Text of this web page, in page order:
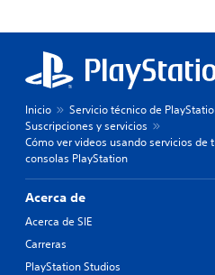
Inicio
Servicio técnico de
Suscripciones y servicios
Cómo ver videos usando servicios
consolas PlayStation
Acerca de
Acerca de SIE
Carreras
PlayStation Studios